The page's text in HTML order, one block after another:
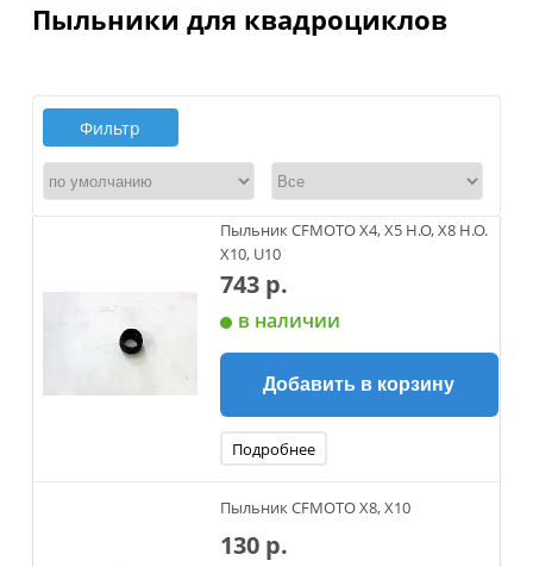
Пыльники для квадроциклов
Фильтр
Пыльник CFMOTO X4, X5 H.O, X8 H.O.
X10, U10
743 р.
в наличии
Добавить в корзину
Подробнее
Пыльник CFMOTO X8, X10
130 р.